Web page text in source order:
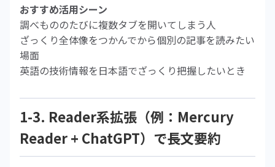
おすすめ活用シーン
調べもののたびに複数タブを開いてしまう人
ざっくり全体像をつかんでから個別の記事を読みたい
場面
英語の技術情報を日本語でざっくり把握したいとき
1-3. Reader系拡張（例：Mercury
Reader + ChatGPT）で長文要約